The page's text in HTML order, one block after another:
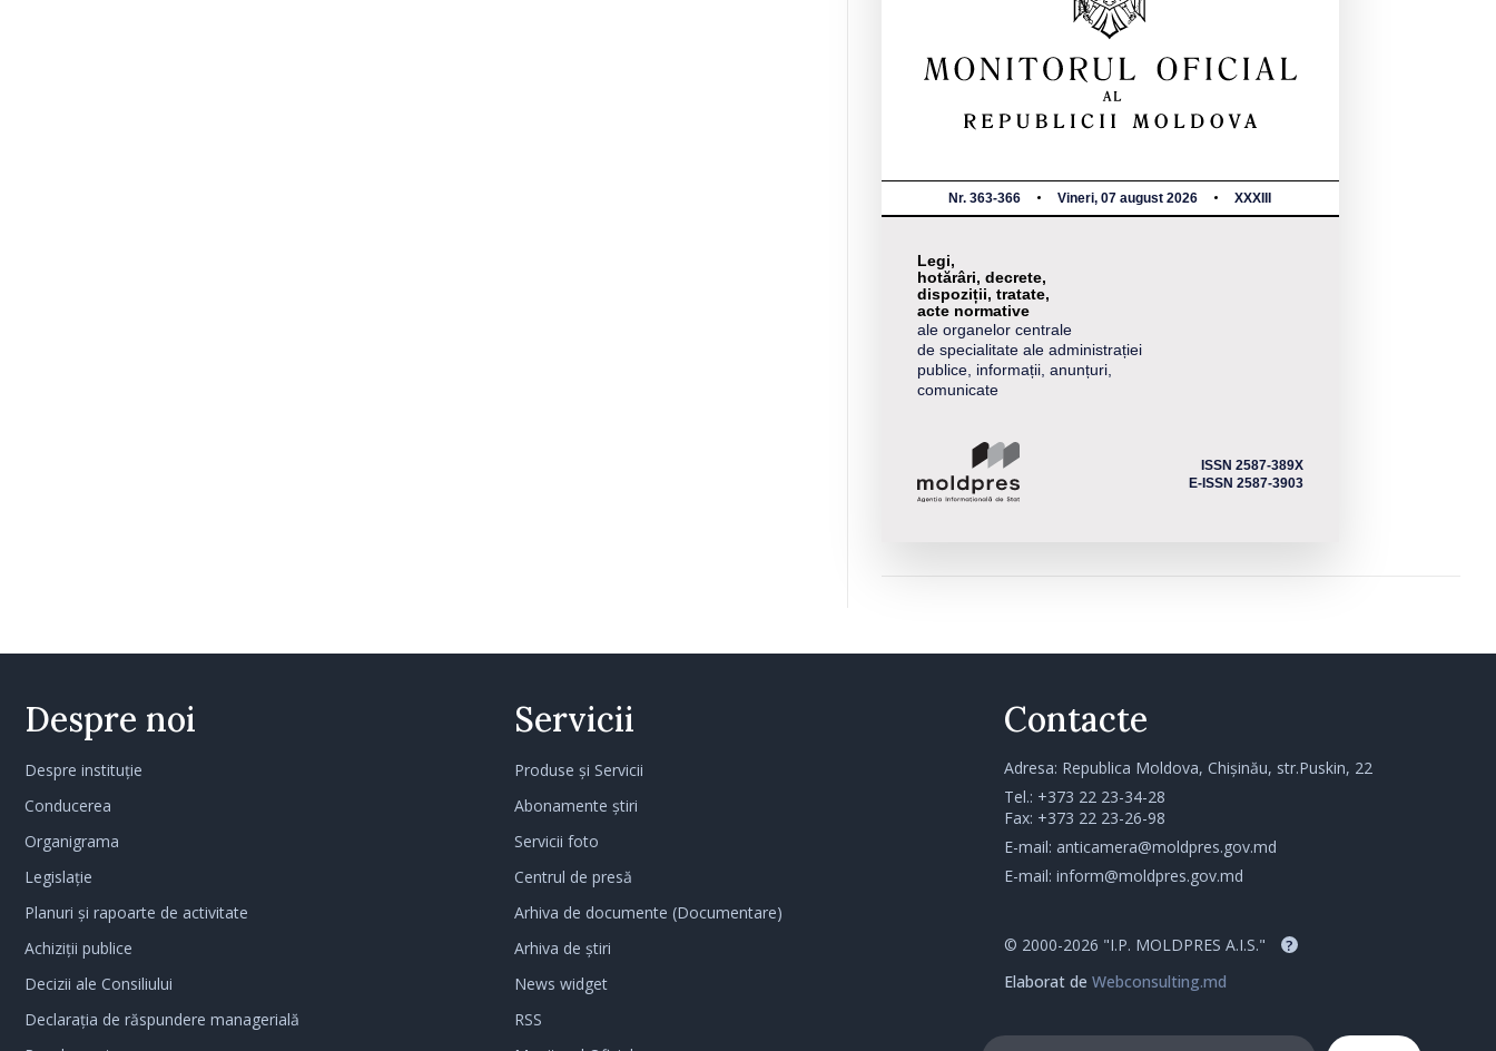
Nr. 363-366 Vineri, 07 august 2026 XXXIII
Legi,
hotărâri, decrete,
dispoziții, tratate,
acte normative
ale organelor centrale
de specialitate ale administrației
publice, informații, anunțuri,
comunicate
ISSN 2587-389X
E-ISSN 2587-3903
Despre noi
Despre instituție
Conducerea
Organigrama
Legislație
Planuri și rapoarte de activitate
Achiziții publice
Decizii ale Consiliului
Declarația de răspundere managerială
Servicii
Produse și Servicii
Abonamente știri
Servicii foto
Centrul de presă
Arhiva de documente (Documentare)
Arhiva de știri
News widget
RSS
Contacte
Adresa: Republica Moldova, Chișinău, str.Puskin, 22
Tel.: +373 22 23-34-28
Fax: +373 22 23-26-98
E-mail: anticamera@moldpres.gov.md
E-mail: inform@moldpres.gov.md
© 2000-2026 "I.P. MOLDPRES A.I.S." ?
Elaborat de Webconsulting.md